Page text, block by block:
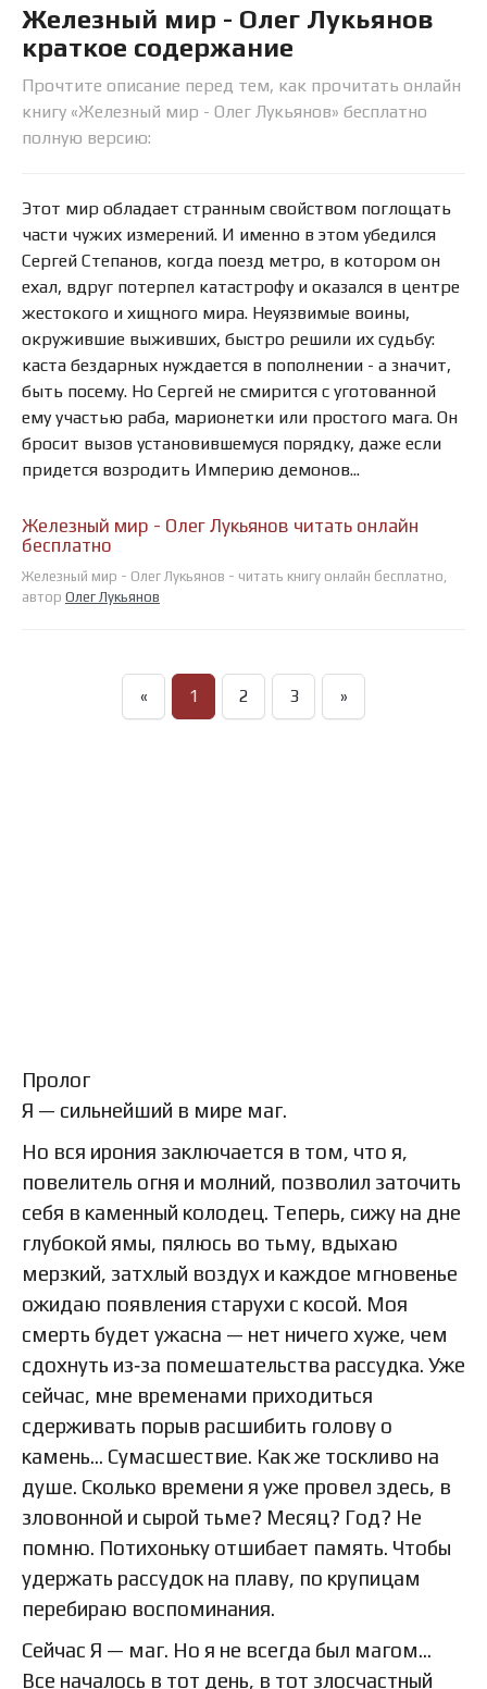
Железный мир - Олег Лукьянов
краткое содержание
Прочтите описание перед тем, как прочитать онлайн
книгу «Железный мир - Олег Лукьянов» бесплатно
полную версию:
Этот мир обладает странным свойством поглощать
части чужих измерений. И именно в этом убедился
Сергей Степанов, когда поезд метро, в котором он
ехал, вдруг потерпел катастрофу и оказался в центре
жестокого и хищного мира. Неуязвимые воины,
окружившие выживших, быстро решили их судьбу:
каста бездарных нуждается в пополнении - а значит,
быть посему. Но Сергей не смирится с уготованной
ему участью раба, марионетки или простого мага. Он
бросит вызов установившемуся порядку, даже если
придется возродить Империю демонов...
Железный мир - Олег Лукьянов читать онлайн
бесплатно
Железный мир - Олег Лукьянов - читать книгу онлайн бесплатно,
автор Олег Лукьянов
« 1 2 3 »
Пролог
Я — сильнейший в мире маг.
Но вся ирония заключается в том, что я,
повелитель огня и молний, позволил заточить
себя в каменный колодец. Теперь, сижу на дне
глубокой ямы, пялюсь во тьму, вдыхаю
мерзкий, затхлый воздух и каждое мгновенье
ожидаю появления старухи с косой. Моя
смерть будет ужасна — нет ничего хуже, чем
сдохнуть из‑за помешательства рассудка. Уже
сейчас, мне временами приходиться
сдерживать порыв расшибить голову о
камень… Сумасшествие. Как же тоскливо на
душе. Сколько времени я уже провел здесь, в
зловонной и сырой тьме? Месяц? Год? Не
помню. Потихоньку отшибает память. Чтобы
удержать рассудок на плаву, по крупицам
перебираю воспоминания.
Сейчас Я — маг. Но я не всегда был магом…
Все началось в тот день, в тот злосчастный